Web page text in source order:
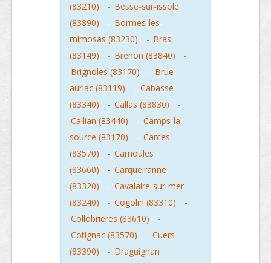
(83210)
- Besse-sur-issole
(83890)
- Bormes-les-
mimosas (83230)
- Bras
(83149)
- Brenon (83840)
-
Brignoles (83170)
- Brue-
auriac (83119)
- Cabasse
(83340)
- Callas (83830)
-
Callian (83440)
- Camps-la-
source (83170)
- Carces
(83570)
- Carnoules
(83660)
- Carqueiranne
(83320)
- Cavalaire-sur-mer
(83240)
- Cogolin (83310)
-
Collobrieres (83610)
-
Cotignac (83570)
- Cuers
(83390)
- Draguignan